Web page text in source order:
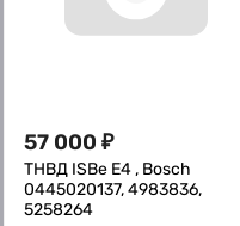
57 000 ₽
ТНВД ISBe E4 , Bosch
0445020137, 4983836,
5258264